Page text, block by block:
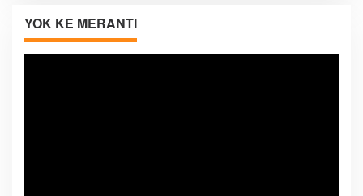
YOK KE MERANTI
Pemutar